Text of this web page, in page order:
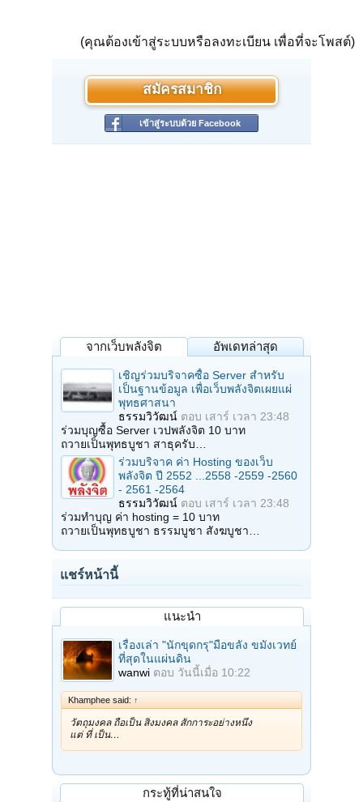
(คุณต้องเข้าสู่ระบบหรือลงทะเบียน เพื่อที่จะโพสต์)
สมัครสมาชิก
เข้าสู่ระบบด้วย Facebook
จากเว็บพลังจิต อัพเดทล่าสุด
เชิญร่วมบริจาคซื้อ Server สำหรับ
เป็นฐานข้อมูล เพื่อเว็บพลังจิตเผยแผ่
พุทธศาสนา
ธรรมวิวัฒน์ ตอบ เสาร์ เวลา 23:48
ร่วมบุญซื้อ Server เวปพลังจิต 10 บาท
ถวายเป็นพุทธบูชา สาธุครับ…
ร่วมบริจาค ค่า Hosting ของเว็บ
พลังจิต ปี 2552 ...2558 -2559 -2560
- 2561 -2564
ธรรมวิวัฒน์ ตอบ เสาร์ เวลา 23:48
ร่วมทำบุญ ค่า hosting = 10 บาท
ถวายเป็นพุทธบูชา ธรรมบูชา สังฆบูชา…
แชร์หน้านี้
แนะนำ
เรื่องเล่า "นักขุดกรุ"มือขลัง ขมังเวทย์
ที่สุดในแผ่นดิน
wanwi ตอบ วันนี้เมื่อ 10:22
Khamphee said: ↑
วัตถุมงคล ถือเป็น สิ่งมงคล สักการะอย่างหนึ่ง
แต่ ที่ เป็น…
กระทู้ที่น่าสนใจ